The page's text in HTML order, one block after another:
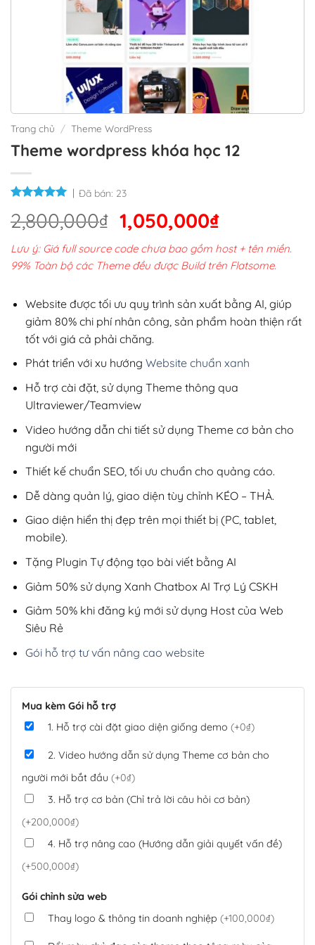
Trang chủ / Theme WordPress
Theme wordpress khóa học 12
Đã bán: 23
2,800,000₫ Giá
gốc
là:
2,800,000₫.
1,050,000₫Giá
hiện
tại
Lưu ý: Giá full source code chưa bao gồm host + tên miền.
99% Toàn bộ các Theme đều được Build trên Flatsome.
Website được tối ưu quy trình sản xuất bằng AI, giúp
giảm 80% chi phí nhân công, sản phẩm hoàn thiện rất
tốt với giá cả phải chăng.
Phát triển với xu hướng Website chuẩn xanh
Hỗ trợ cài đặt, sử dụng Theme thông qua
Ultraviewer/Teamview
Video hướng dẫn chi tiết sử dụng Theme cơ bản cho
người mới
Thiết kế chuẩn SEO, tối ưu chuẩn cho quảng cáo.
Dễ dàng quản lý, giao diện tùy chỉnh KÉO – THẢ.
Giao diện hiển thị đẹp trên mọi thiết bị (PC, tablet,
mobile).
Tặng Plugin Tự động tạo bài viết bằng AI
Giảm 50% sử dụng Xanh Chatbox AI Trợ Lý CSKH
Giảm 50% khi đăng ký mới sử dụng Host của Web
Siêu Rẻ
Gói hỗ trợ tư vấn nâng cao website
Mua kèm Gói hỗ trợ
1. Hỗ trợ cài đặt giao diện giống demo (+0₫)
2. Video hướng dẫn sử dụng Theme cơ bản cho
người mới bắt đầu (+0₫)
3. Hỗ trợ cơ bản (Chỉ trả lời câu hỏi cơ bản)
(+200,000₫)
4. Hỗ trợ nâng cao (Hướng dẫn giải quyết vấn đề)
(+500,000₫)
Gói chỉnh sửa web
Thay logo & thông tin doanh nghiệp (+100,000₫)